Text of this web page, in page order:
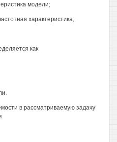
модели;
характеристика;
как
в рассматриваемую задачу